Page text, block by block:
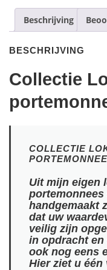
Beschrijving
BESCHRIJVING
Collectie
COLLECTIE
PORTEMONNEE
Uit mijn eigen
handgemaakt
dat uw
veilig zijn
in opdracht en
ook nog eens
Hier ziet u één